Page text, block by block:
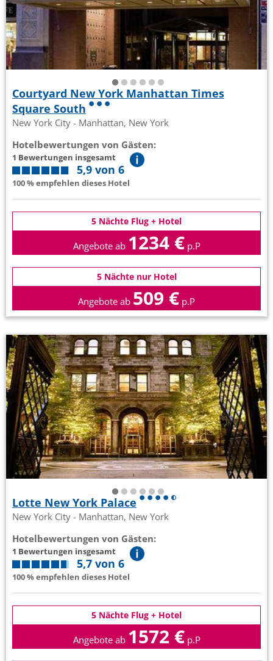
Courtyard New York Manhattan Times
Square South
New York City - Manhattan, New York
Hotelbewertungen von Gästen:
1 Bewertungen insgesamt
5,9 von 6
100 % empfehlen dieses Hotel
5 Nächte Flug + Hotel
Angebote ab 1234 € p.P
5 Nächte nur Hotel
Angebote ab 509 € p.P
Lotte New York Palace
New York City - Manhattan, New York
Hotelbewertungen von Gästen:
1 Bewertungen insgesamt
5,7 von 6
100 % empfehlen dieses Hotel
5 Nächte Flug + Hotel
Angebote ab 1572 € p.P